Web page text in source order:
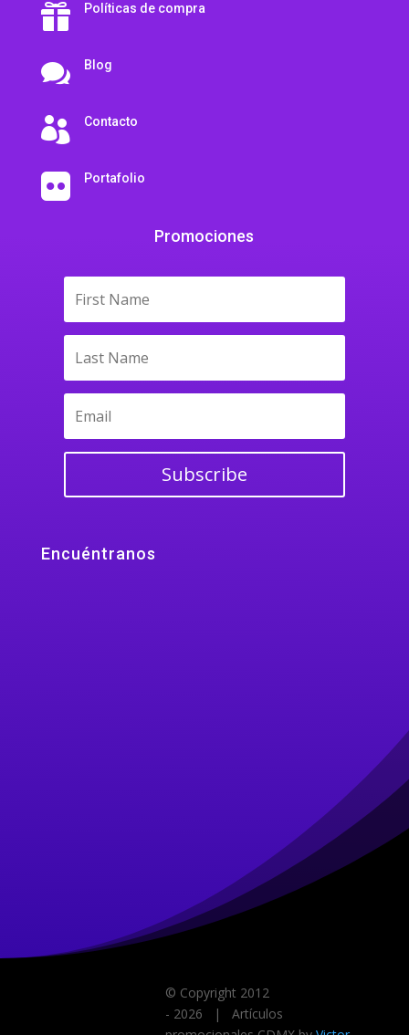
 Políticas de compra
 Blog
 Contacto
 Portafolio
Promociones
Subscribe
Encuéntranos
© Copyright 2012
- 2026 | Artículos